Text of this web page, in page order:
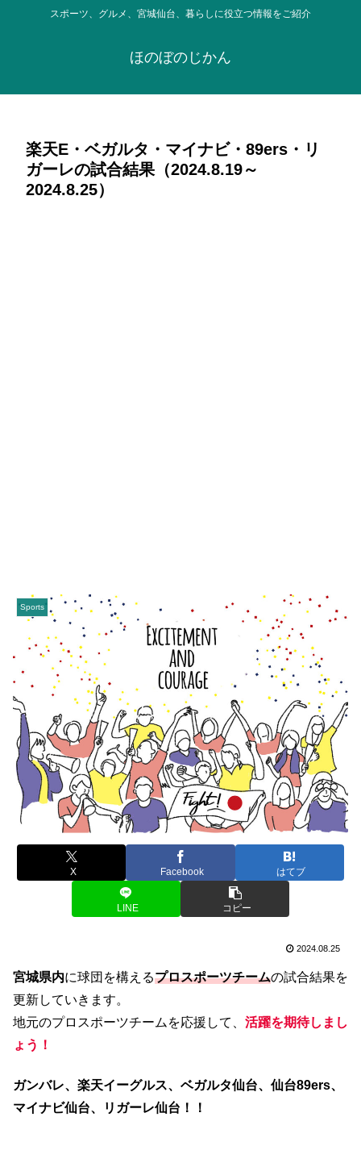
スポーツ、グルメ、宮城仙台、暮らしに役立つ情報をご紹介
ほのぼのじかん
楽天E・ベガルタ・マイナビ・89ers・リ
ガーレの試合結果（2024.8.19～
2024.8.25）
Sports
X Facebook はてブ
LINE コピー
2024.08.25
宮城県内に球団を構えるプロスポーツチームの試合結果を
更新していきます。
地元のプロスポーツチームを応援して、 活躍を期待しまし
ょう！
ガンバレ、楽天イーグルス、ベガルタ仙台、仙台89ers、
マイナビ仙台、リガーレ仙台！！